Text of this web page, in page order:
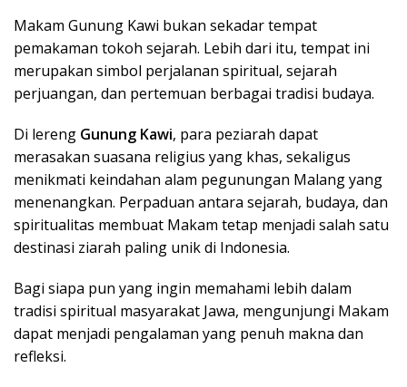
Makam Gunung Kawi bukan sekadar tempat
pemakaman tokoh sejarah. Lebih dari itu, tempat ini
merupakan simbol perjalanan spiritual, sejarah
perjuangan, dan pertemuan berbagai tradisi budaya.
Di lereng Gunung Kawi, para peziarah dapat
merasakan suasana religius yang khas, sekaligus
menikmati keindahan alam pegunungan Malang yang
menenangkan. Perpaduan antara sejarah, budaya, dan
spiritualitas membuat Makam tetap menjadi salah satu
destinasi ziarah paling unik di Indonesia.
Bagi siapa pun yang ingin memahami lebih dalam
tradisi spiritual masyarakat Jawa, mengunjungi Makam
dapat menjadi pengalaman yang penuh makna dan
refleksi.